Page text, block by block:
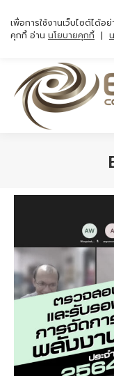
เพื่อการใช้งานเว็บไซต์ได้อ
คุกกี้ อ่าน นโยบายคุกกี้ |